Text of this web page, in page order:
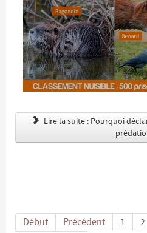
Lire la suite : Pourquoi
Début Précédent 1 2